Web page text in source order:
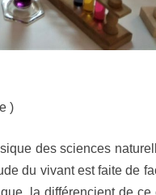
)
des sciences
du vivant est faite de